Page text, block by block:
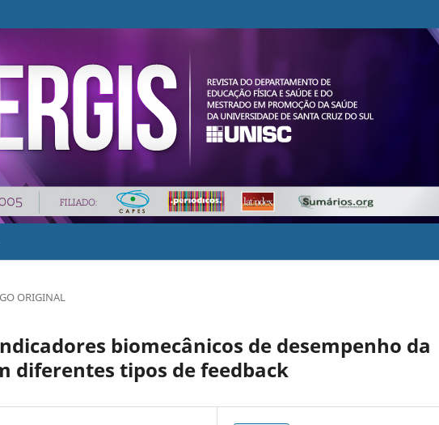
ORIGINAL
biomecânicos de desempenho da
diferentes tipos de feedback